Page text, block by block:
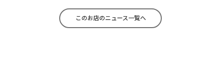
このお店のニュース一覧へ